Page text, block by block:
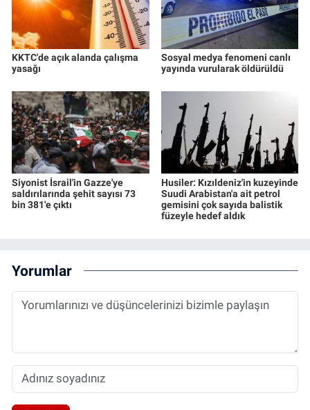
KKTC'de açık alanda çalışma
yasağı
Sosyal medya fenomeni canlı
yayında vurularak öldürüldü
Siyonist İsrail'in Gazze'ye
saldırılarında şehit sayısı 73
bin 381'e çıktı
Husiler: Kızıldeniz'in kuzeyinde
Suudi Arabistan'a ait petrol
gemisini çok sayıda balistik
füzeyle hedef aldık
Yorumlar